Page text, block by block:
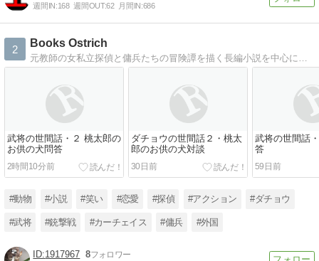
週間IN:168 週間OUT:62 月間IN:686
2
Books Ostrich
武将の世間話・２ 桃太郎の
お供の犬問答
2時間10分前
ダチョウの世間話２・桃太
郎のお供の犬対談
30日前
武将の世間話
答
59日前
#動物 #小説 #笑い #恋愛 #探偵 #アクション #ダチョウ
#武将 #銃撃戦 #カーチェイス #傭兵 #外国
1917967 8